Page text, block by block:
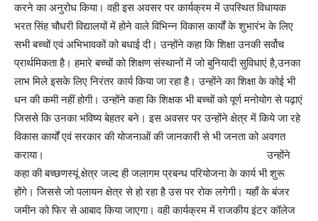
करने का अनुरोध किया। वही इस अवसर पर कार्यक्रम में उपस्थित विधायक
भरत सिंह चौधरी विद्यालयों में होने वाले विभिन्न विकास कार्यों के शुभारंभ के लिए
सभी बच्चों एवं अभिभावकों को बधाई दी। उन्होंने कहा कि शिक्षा उनकी सर्वोच
प्रार्थमिकता है। हमारे बच्चों को शिक्षण संस्थानों में जो बुनियादी सुविधाएं है,उनका
लाभ मिले इसके लिए निरंतर कार्य किया जा रहा है। उन्होंने का शिक्षा के कोई भी
धन की कमी नहीं होगी। उन्होंने कहा कि शिक्षक भी बच्चों को पूर्ण मनोयोग से पढ़ाएं
जिससे कि उनका भविष्य बेहतर बने। इस अवसर पर उन्होंने क्षेत्र में किये जा रहे
विकास कार्यों एवं सरकार की योजनाओं की जानकारी से भी जनता को अवगत
कराया।
उन्होंने
कहा की बच्छणस्यूं क्षेत्र जल्द ही जलागम प्रबन्ध परियोजना के कार्य भी शुरू
होंगे। जिससे जो पलायन क्षेत्र से हो रहा है उस पर रोक लगेगी। यहाँ के बंजर
जमीन को फिर से आबाद किया जाएगा। वही कार्यक्रम में राजकीय इंटर कॉलेज